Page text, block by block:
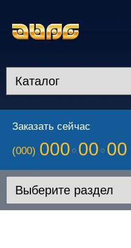
Заказать сейчас
(000) 000 00 00